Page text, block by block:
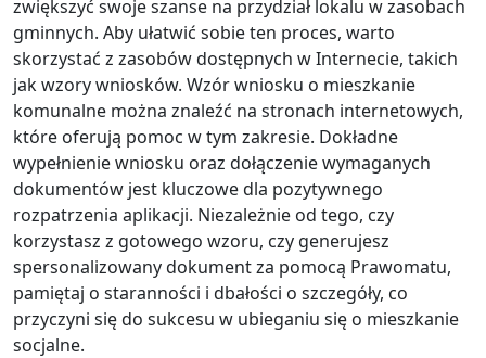
zwiększyć swoje szanse na przydział lokalu w zasobach
gminnych. Aby ułatwić sobie ten proces, warto
skorzystać z zasobów dostępnych w Internecie, takich
jak wzory wniosków. Wzór wniosku o mieszkanie
komunalne można znaleźć na stronach internetowych,
które oferują pomoc w tym zakresie. Dokładne
wypełnienie wniosku oraz dołączenie wymaganych
dokumentów jest kluczowe dla pozytywnego
rozpatrzenia aplikacji. Niezależnie od tego, czy
korzystasz z gotowego wzoru, czy generujesz
spersonalizowany dokument za pomocą Prawomatu,
pamiętaj o staranności i dbałości o szczegóły, co
przyczyni się do sukcesu w ubieganiu się o mieszkanie
socjalne.